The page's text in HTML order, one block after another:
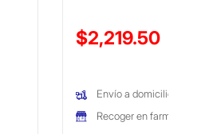
Precio reducido de
$2,219.50
Envío a domicilio
Recoger en farmacia